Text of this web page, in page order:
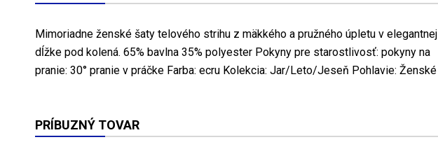
Mimoriadne ženské šaty telového strihu z mäkkého a pružného úpletu v elegantnej
dĺžke pod kolená. 65% bavlna 35% polyester Pokyny pre starostlivosť: pokyny na
pranie: 30° pranie v práčke Farba: ecru Kolekcia: Jar/Leto/Jeseň Pohlavie: Ženské
PRÍBUZNÝ TOVAR